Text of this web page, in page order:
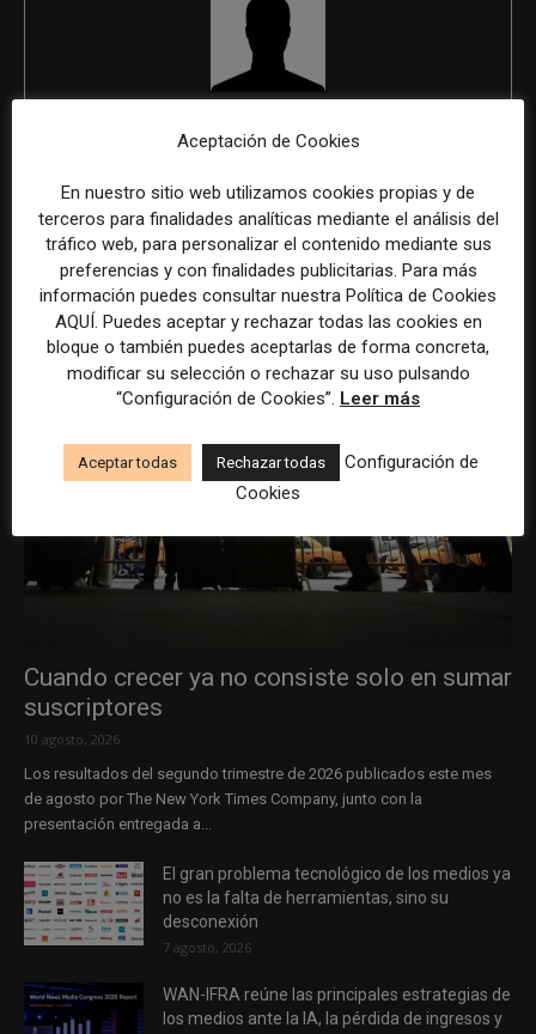
ÚLTIMOS ARTÍCULOS
Cuando crecer ya no consiste solo en sumar
suscriptores
10 agosto, 2026
Los resultados del segundo trimestre de 2026 publicados este mes
de agosto por The New York Times Company, junto con la
presentación entregada a...
El gran problema tecnológico de los medios ya
no es la falta de herramientas, sino su
desconexión
7 agosto, 2026
WAN-IFRA reúne las principales estrategias de
los medios ante la IA, la pérdida de ingresos y
Aceptación de Cookies
En nuestro sitio web utilizamos cookies propias y de
terceros para finalidades analíticas mediante el análisis del
tráfico web, para personalizar el contenido mediante sus
preferencias y con finalidades publicitarias. Para más
información puedes consultar nuestra Política de Cookies
AQUÍ. Puedes aceptar y rechazar todas las cookies en
bloque o también puedes aceptarlas de forma concreta,
modificar su selección o rechazar su uso pulsando
“Configuración de Cookies”. Leer más
Aceptar todas Rechazar todas
Configuración de
Cookies